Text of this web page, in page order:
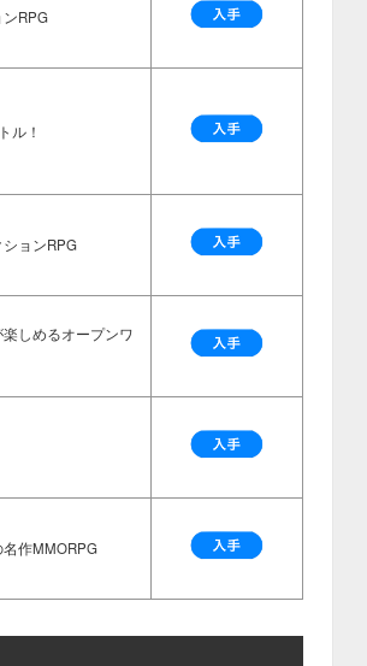
RPG
ル！
ョンRPG
しめるオープンワ
作MMORPG